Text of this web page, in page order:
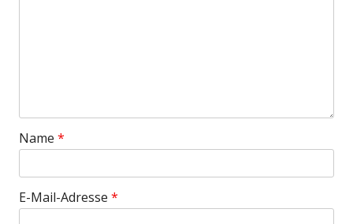
Name *
E-Mail-Adresse *